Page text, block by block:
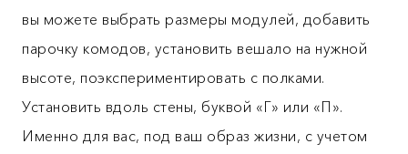
вы можете выбрать размеры модулей, добавить
парочку комодов, установить вешало на нужной
высоте, поэкспериментировать с полками.
Установить вдоль стены, буквой «Г» или «П».
Именно для вас, под ваш образ жизни, с учетом